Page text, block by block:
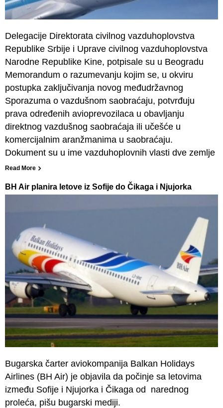
Delegacije Direktorata civilnog vazduhoplovstva
Republike Srbije i Uprave civilnog vazduhoplovstva
Narodne Republike Kine, potpisale su u Beogradu
Memorandum o razumevanju kojim se, u okviru
postupka zaključivanja novog međudržavnog
Sporazuma o vazdušnom saobraćaju, potvrđuju
prava određenih avioprevozilaca u obavljanju
direktnog vazdušnog saobraćaja ili učešće u
komercijalnim aranžmanima u saobraćaju.
Dokument su u ime vazduhoplovnih vlasti dve zemlje
Read More
BH Air planira letove iz Sofije do Čikaga i Njujorka
Bugarska čarter aviokompanija Balkan Holidays
Airlines (BH Air) je objavila da počinje sa letovima
između Sofije i Njujorka i Čikaga od narednog
proleća, pišu bugarski mediji.